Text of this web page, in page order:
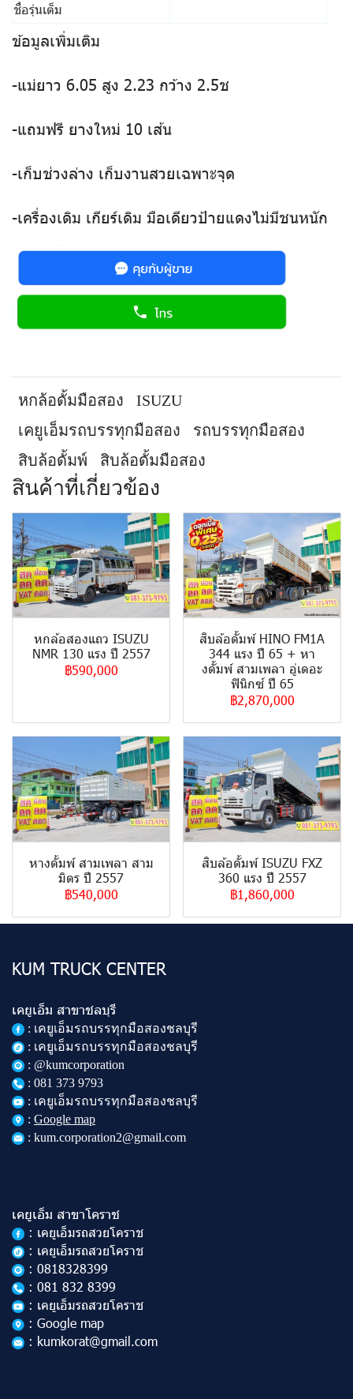
ชื่อรุ่นเต็ม
ข้อมูลเพิ่มเติม
-แม่ยาว 6.05 สูง 2.23 กว้าง 2.5ช
-แถมฟรี ยางใหม่ 10 เส้น
-เก็บช่วงล่าง เก็บงานสวยเฉพาะจุด
-เครื่องเดิม เกียร์เดิม มือเดียวป้ายแดงไม่มีชนหนัก
หกล้อดั้มมือสอง
ISUZU
เคยูเอ็มรถบรรทุกมือสอง
รถบรรทุกมือสอง
สิบล้อดั้มพ์
สิบล้อดั้มมือสอง
สินค้าที่เกี่ยวข้อง
หกล้อสองแถว ISUZU
NMR 130 แรง ปี 2557
฿590,000
สิบล้อดั้มพ์ HINO FM1A
344 แรง ปี 65 + หา
งดั้มพ์ สามเพลา อู่เดอะ
ฟินิกซ์ ปี 65
฿2,870,000
หางดั้มพ์ สามเพลา สาม
มิตร ปี 2557
฿540,000
สิบล้อดั้มพ์ ISUZU FXZ
360 แรง ปี 2557
฿1,860,000
KUM TRUCK CENTER
เคยูเอ็ม สาขาชลบุรี
: เคยูเอ็มรถบรรทุกมือสองชลบุรี
: เคยูเอ็มรถบรรทุกมือสองชลบุรี
: @kumcorporation
: 081 373 9793
: เคยูเอ็มรถบรรทุกมือสองชลบุรี
: Google map
: kum.corporation2@gmail.com
เคยูเอ็ม สาขาโคราช
: เคยูเอ็มรถสวยโคราช
: เคยูเอ็มรถสวยโคราช
: 0818328399
: 081 832 8399
: เคยูเอ็มรถสวยโคราช
: Google map
: kumkorat@gmail.com